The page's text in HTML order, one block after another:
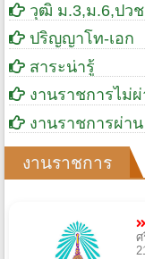
วุฒิ ม.3,ม.6,ปว
ปริญญาโท-เอก
สาระน่ารู้
งานราชการไม่
งานราชการผ่า
งานราชการ
ศ